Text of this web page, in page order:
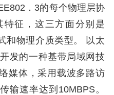
．3的每个物理层协
征，这三方面分别是
和物理介质类型。 以太
发的一种基带局域网技
媒体，采用载波多路访
输速率达到10MBPS。